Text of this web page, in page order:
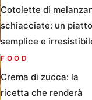
Cotolette di
schiacciate: un piatto
semplice e
FOOD
Crema di zucca: la
ricetta che renderà